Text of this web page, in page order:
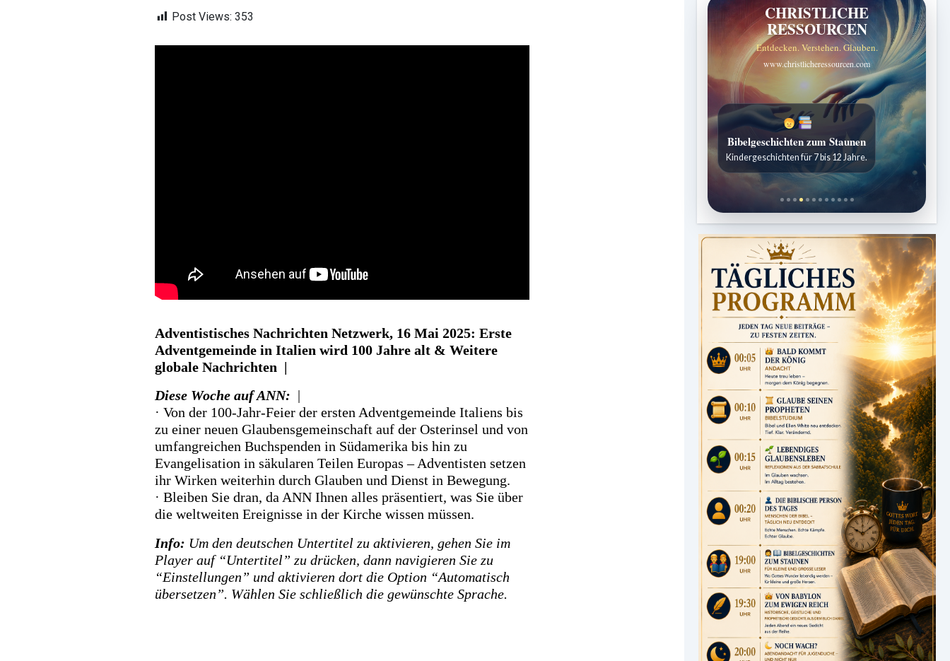
Post Views: 353
Adventistisches Nachrichten Netzwerk, 16 Mai 2025: Erste
Adventgemeinde in Italien wird 100 Jahre alt & Weitere
globale Nachrichten |
Diese Woche auf ANN: |
· Von der 100-Jahr-Feier der ersten Adventgemeinde Italiens bis
zu einer neuen Glaubensgemeinschaft auf der Osterinsel und von
umfangreichen Buchspenden in Südamerika bis hin zu
Evangelisation in säkularen Teilen Europas – Adventisten setzen
ihr Wirken weiterhin durch Glauben und Dienst in Bewegung.
· Bleiben Sie dran, da ANN Ihnen alles präsentiert, was Sie über
die weltweiten Ereignisse in der Kirche wissen müssen.
Info: Um den deutschen Untertitel zu aktivieren, gehen Sie im
Player auf “Untertitel” zu drücken, dann navigieren Sie zu
“Einstellungen” und aktivieren dort die Option “Automatisch
übersetzen”. Wählen Sie schließlich die gewünschte Sprache.
CHRISTLICHE
RESSOURCEN
Entdecken. Verstehen. Glauben.
www.christlicheressourcen.com
Bibelgeschichten zum Staunen
Kindergeschichten für 7 bis 12 Jahre.